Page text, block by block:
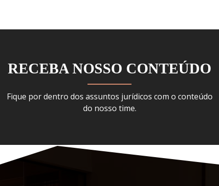
RECEBA NOSSO CONTEÚDO
Fique por dentro dos assuntos jurídicos com o conteúdo
do nosso time.